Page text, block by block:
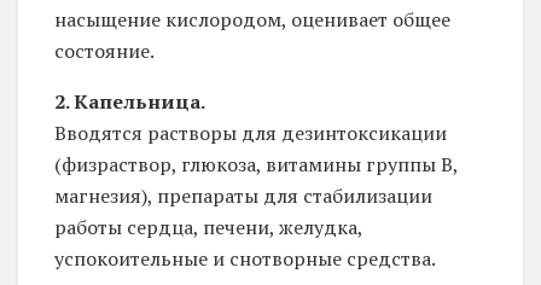
насыщение кислородом, оценивает общее
состояние.
2. Капельница.
Вводятся растворы для дезинтоксикации
(физраствор, глюкоза, витамины группы B,
магнезия), препараты для стабилизации
работы сердца, печени, желудка,
успокоительные и снотворные средства.